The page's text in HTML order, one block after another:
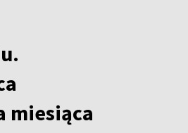
miesiąca